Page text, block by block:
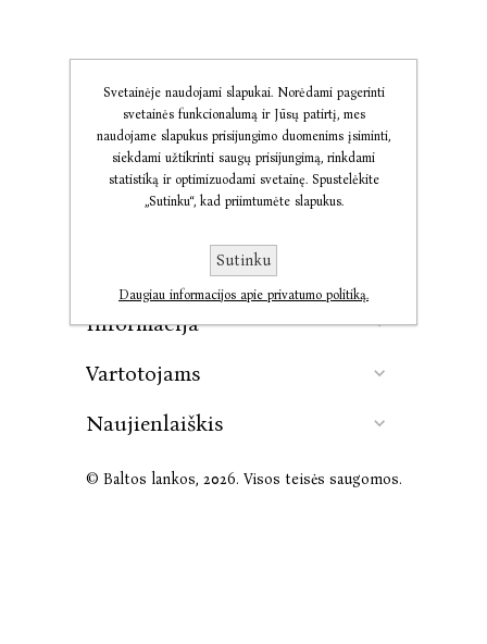
Informacija
Vartotojams
Naujienlaiškis
© Baltos lankos, 2026. Visos teisės saugomos.
Svetainėje naudojami slapukai. Norėdami pagerinti
svetainės funkcionalumą ir Jūsų patirtį, mes
naudojame slapukus prisijungimo duomenims įsiminti,
siekdami užtikrinti saugų prisijungimą, rinkdami
statistiką ir optimizuodami svetainę. Spustelėkite
„Sutinku“, kad priimtumėte slapukus.
Sutinku
Daugiau informacijos apie privatumo politiką.